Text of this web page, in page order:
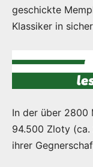
geschickte
Klassiker in
In der über 2800
94.500 Zloty
ihrer